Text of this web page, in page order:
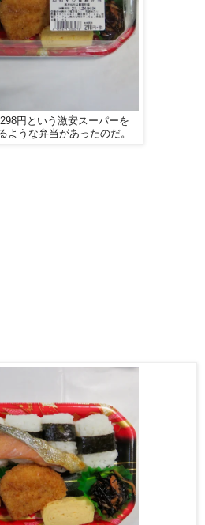
円という激安スーパーを
ような弁当があったのだ。